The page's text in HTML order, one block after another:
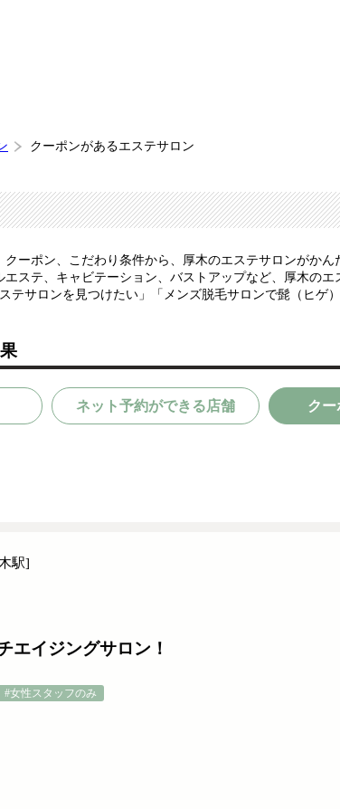
クーポンがあるエステサロン
ーポン、こだわり条件から、厚木のエステサロンがか
ステ、キャビテーション、バストアップなど、厚木の
サロンを見つけたい」「メンズ脱毛サロンで髭（ヒ
ネット予約ができる店舗 クー
エイジングサロン！
#女性スタッフのみ
駅]